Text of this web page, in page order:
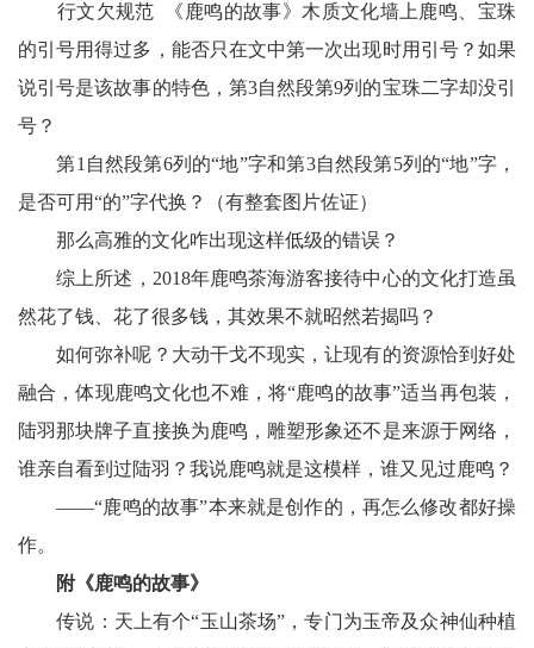
行文欠规范 《鹿鸣的故事》木质文化墙上鹿鸣、宝珠
的引号用得过多，能否只在文中第一次出现时用引号？如果
说引号是该故事的特色，第3自然段第9列的宝珠二字却没引
号？
第1自然段第6列的“地”字和第3自然段第5列的“地”字，
是否可用“的”字代换？（有整套图片佐证）
那么高雅的文化咋出现这样低级的错误？
综上所述，2018年鹿鸣茶海游客接待中心的文化打造虽
然花了钱、花了很多钱，其效果不就昭然若揭吗？
如何弥补呢？大动干戈不现实，让现有的资源恰到好处
融合，体现鹿鸣文化也不难，将“鹿鸣的故事”适当再包装，
陆羽那块牌子直接换为鹿鸣，雕塑形象还不是来源于网络，
谁亲自看到过陆羽？我说鹿鸣就是这模样，谁又见过鹿鸣？
——“鹿鸣的故事”本来就是创作的，再怎么修改都好操
作。
附《鹿鸣的故事》
传说：天上有个“玉山茶场”，专门为玉帝及众神仙种植